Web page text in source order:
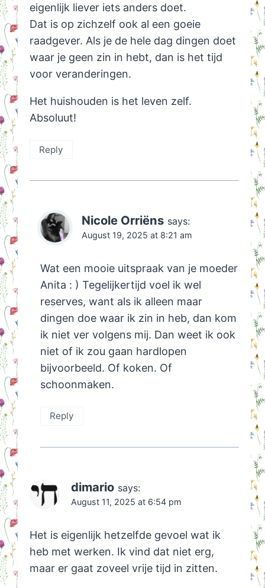
eigenlijk liever iets anders doet.
Dat is op zichzelf ook al een goeie
raadgever. Als je de hele dag dingen doet
waar je geen zin in hebt, dan is het tijd
voor veranderingen.
Het huishouden is het leven zelf.
Absoluut!
Reply
Nicole Orriëns says:
August 19, 2025 at 8:21 am
Wat een mooie uitspraak van je moeder
Anita : ) Tegelijkertijd voel ik wel
reserves, want als ik alleen maar
dingen doe waar ik zin in heb, dan kom
ik niet ver volgens mij. Dan weet ik ook
niet of ik zou gaan hardlopen
bijvoorbeeld. Of koken. Of
schoonmaken.
Reply
dimario says:
August 11, 2025 at 6:54 pm
Het is eigenlijk hetzelfde gevoel wat ik
heb met werken. Ik vind dat niet erg,
maar er gaat zoveel vrije tijd in zitten.